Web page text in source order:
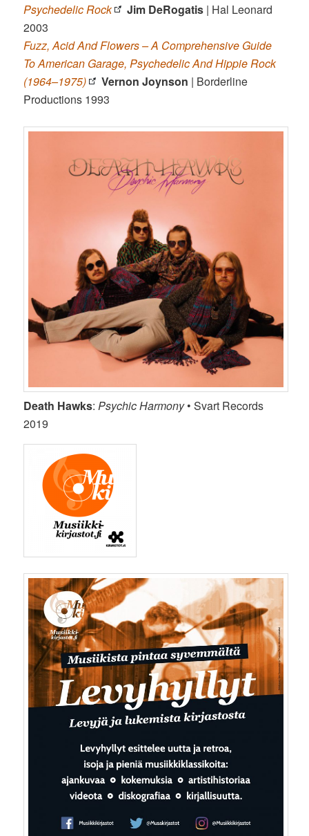
Psychedelic Rock
Jim DeRogatis | Hal Leonard
2003
Fuzz, Acid And Flowers – A Comprehensive Guide
To American Garage, Psychedelic And Hippie Rock
(1964–1975)
Vernon Joynson | Borderline
Productions 1993
Death Hawks:Psychic Harmony• Svart Records
2019